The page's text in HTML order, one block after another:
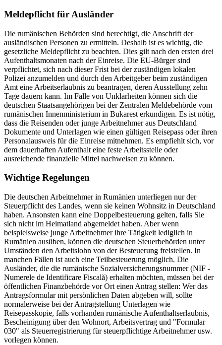
Meldepflicht für Ausländer
Die rumänischen Behörden sind berechtigt, die Anschrift der
ausländischen Personen zu ermitteln. Deshalb ist es wichtig, die
gesetzliche Meldepflicht zu beachten. Dies gilt nach den ersten drei
Aufenthaltsmonaten nach der Einreise. Die EU-Bürger sind
verpflichtet, sich nach dieser Frist bei der zuständigen lokalen
Polizei anzumelden und durch den Arbeitgeber beim zuständigen
Amt eine Arbeitserlaubnis zu beantragen, deren Ausstellung zehn
Tage dauern kann. Im Falle von Unklarheiten können sich die
deutschen Staatsangehörigen bei der Zentralen Meldebehörde vom
rumänischen Innenministerium in Bukarest erkundigen. Es ist nötig,
dass die Reisenden oder junge Arbeitnehmer aus Deutschland
Dokumente und Unterlagen wie einen gültigen Reisepass oder ihren
Personalausweis für die Einreise mitnehmen. Es empfiehlt sich, vor
dem dauerhaften Aufenthalt eine feste Arbeitsstelle oder
ausreichende finanzielle Mittel nachweisen zu können.
Wichtige Regelungen
Die deutschen Arbeitnehmer in Rumänien unterliegen nur der
Steuerpflicht des Landes, wenn sie keinen Wohnsitz in Deutschland
haben. Ansonsten kann eine Doppelbesteuerung gelten, falls Sie
sich nicht im Heimatland abgemeldet haben. Aber wenn
beispielsweise junge Arbeitnehmer ihre Tätigkeit lediglich in
Rumänien ausüben, können die deutschen Steuerbehörden unter
Umständen den Arbeitslohn von der Besteuerung freistellen. In
manchen Fällen ist auch eine Teilbesteuerung möglich. Die
Ausländer, die die rumänische Sozialversicherungsnummer (NIF -
Numerele de Identificare Fiscală) erhalten möchten, müssen bei der
öffentlichen Finanzbehörde vor Ort einen Antrag stellen: Wer das
Antragsformular mit persönlichen Daten abgeben will, sollte
normalerweise bei der Antragstellung Unterlagen wie
Reisepasskopie, falls vorhanden rumänische Aufenthaltserlaubnis,
Bescheinigung über den Wohnort, Arbeitsvertrag und "Formular
030" als Steuerregistrierung für steuerpflichtige Arbeitnehmer usw.
vorlegen können.